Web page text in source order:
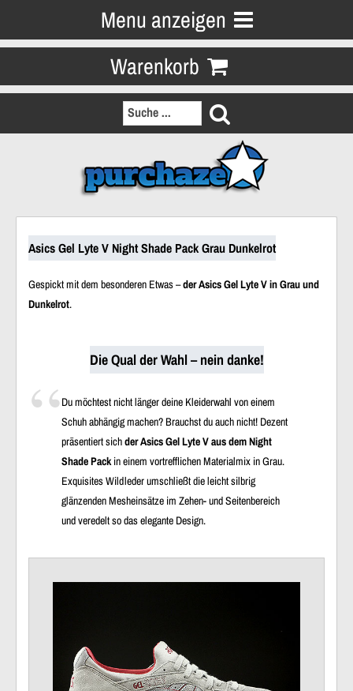
Menu anzeigen
Warenkorb
Asics Gel Lyte V Night Shade Pack Grau Dunkelrot
Gespickt mit dem besonderen Etwas –der Asics Gel Lyte V in Grau und
Dunkelrot.
Die Qual der Wahl – nein danke!
Du möchtest nicht länger deine Kleiderwahl von einem
Schuh abhängig machen? Brauchst du auch nicht! Dezent
präsentiert sichder Asics Gel Lyte V aus dem Night
Shade Packin einem vortrefflichen Materialmix in Grau.
Exquisites Wildleder umschließt die leicht silbrig
glänzenden Mesheinsätze im Zehen- und Seitenbereich
und veredelt so das elegante Design.